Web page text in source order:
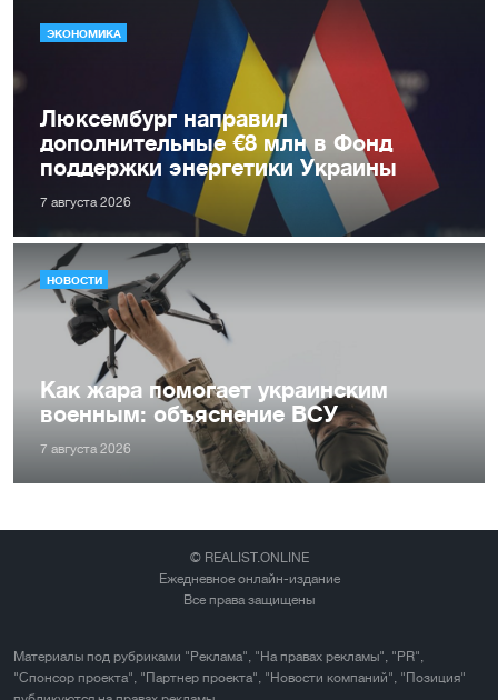
ЭКОНОМИКА
Люксембург направил
дополнительные €8 млн в Фонд
поддержки энергетики Украины
7 августа 2026
НОВОСТИ
Как жара помогает украинским
военным: объяснение ВСУ
7 августа 2026
© REALIST.ONLINE
Ежедневное онлайн-издание
Все права защищены
Материалы под рубриками "Реклама", "На правах рекламы", "PR",
"Спонсор проекта", "Партнер проекта", "Новости компаний", "Позиция"